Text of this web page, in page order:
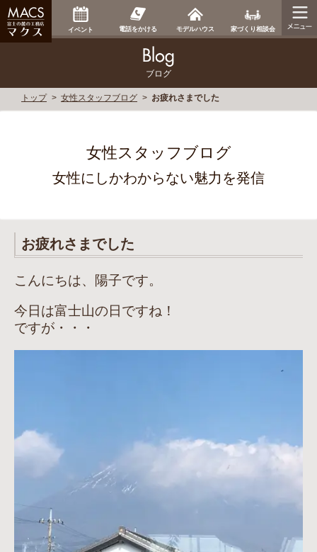
イベント 電話をかける モデルハウス 家づくり相談会
ブログ
トップ 女性スタッフブログ お疲れさまでした
女性スタッフブログ
女性にしかわからない魅力を発信
お疲れさまでした
こんにちは、陽子です。
今日は富士山の日ですね！
ですが・・・